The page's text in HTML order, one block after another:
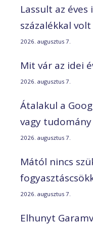
Lassult az éves
százalékkal
2026. augusztus 7.
Mit vár az idei
2026. augusztus 7.
Átalakul a
vagy tudomány
2026. augusztus 7.
Mától nincs
2026. augusztus 7.
Elhunyt